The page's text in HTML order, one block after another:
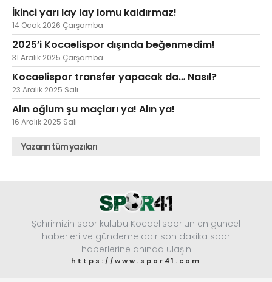
İkinci yarı lay lay lomu kaldırmaz!
14 Ocak 2026 Çarşamba
2025’i Kocaelispor dışında beğenmedim!
31 Aralık 2025 Çarşamba
Kocaelispor transfer yapacak da… Nasıl?
23 Aralık 2025 Salı
Alın oğlum şu maçları ya! Alın ya!
16 Aralık 2025 Salı
Yazarın tüm yazıları
Şehrimizin spor kulübü Kocaelispor'un en güncel
haberleri ve gündeme dair son dakika spor
haberlerine anında ulaşın
https://www.spor41.com